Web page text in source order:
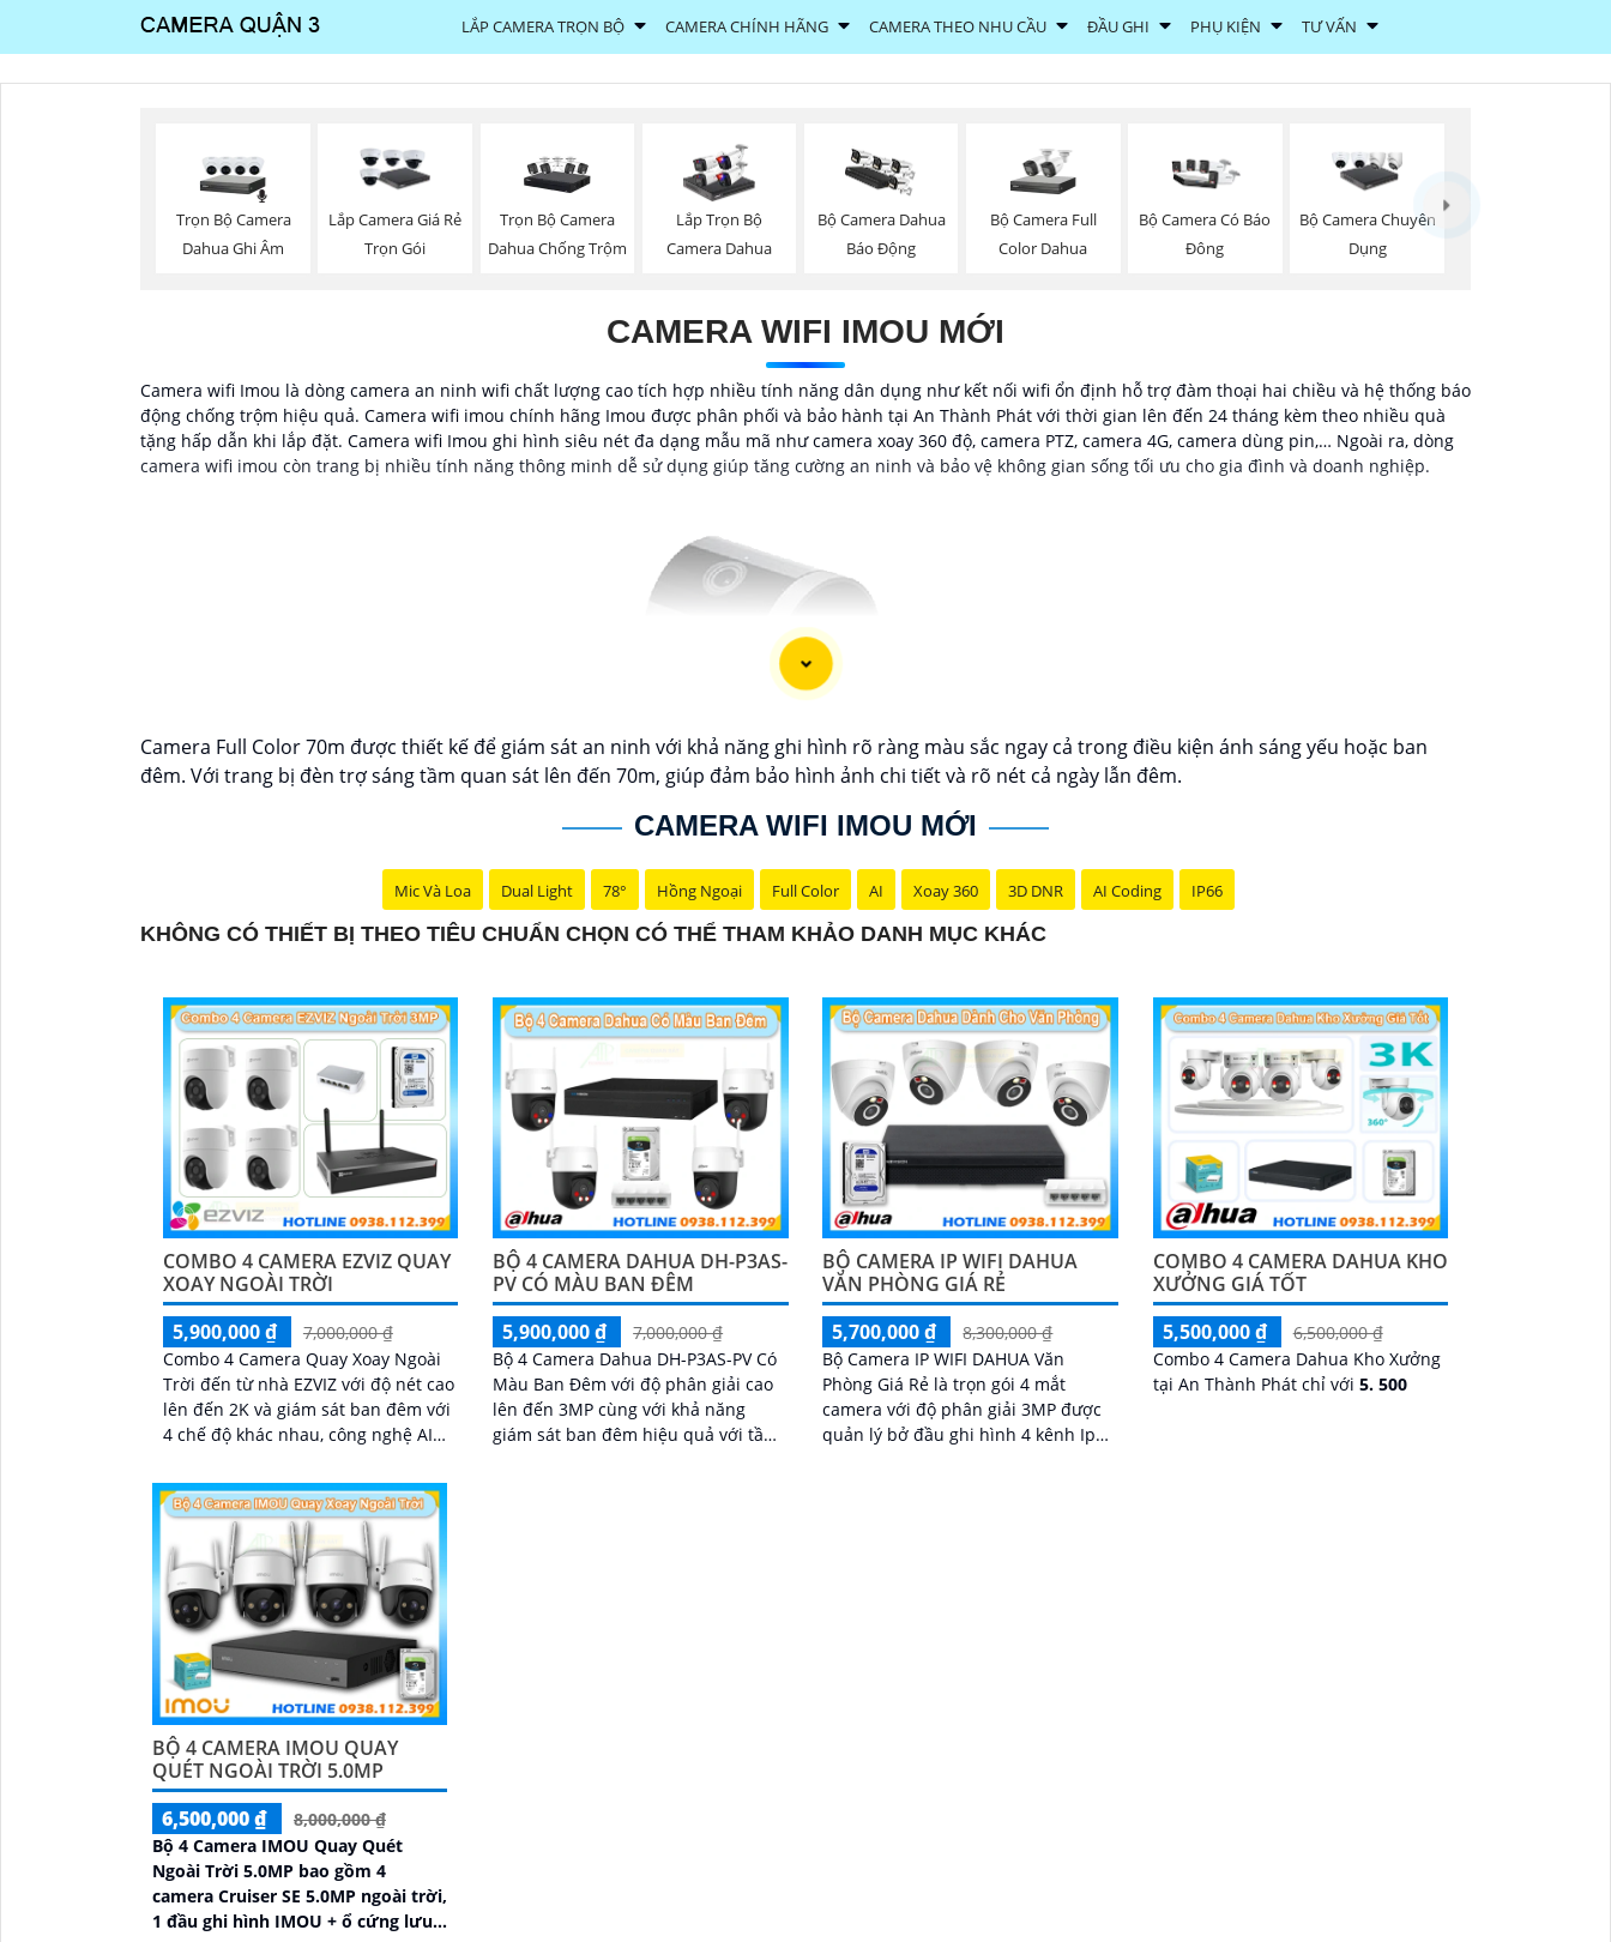
LẮP CAMERA TRỌN BỘ CAMERA CHÍNH HÃNG CAMERA THEO NHU CẦU ĐẦU GHI PHỤ KIỆN TƯ VẤN
Trọn Bộ Camera
Dahua Ghi Âm
Lắp Camera Giá Rẻ
Trọn Gói
Trọn Bộ Camera
Dahua Chống Trộm
Lắp Trọn Bộ
Camera Dahua
Bộ Camera Dahua
Báo Động
Bộ Camera Full
Color Dahua
Bộ Camera Có Báo
Đông
Bộ Camera Chuyên
Dụng
CAMERA WIFI IMOU MỚI
Camera wifi Imou là dòng camera an ninh wifi chất lượng cao tích hợp nhiều tính năng dân dụng như kết nối wifi ổn định hỗ trợ đàm thoại hai chiều và hệ thống báo
động chống trộm hiệu quả. Camera wifi imou chính hãng Imou được phân phối và bảo hành tại An Thành Phát với thời gian lên đến 24 tháng kèm theo nhiều quà
tặng hấp dẫn khi lắp đặt. Camera wifi Imou ghi hình siêu nét đa dạng mẫu mã như camera xoay 360 độ, camera PTZ, camera 4G, camera dùng pin,… Ngoài ra, dòng
camera wifi imou còn trang bị nhiều tính năng thông minh dễ sử dụng giúp tăng cường an ninh và bảo vệ không gian sống tối ưu cho gia đình và doanh nghiệp.
Camera Full Color 70m được thiết kế để giám sát an ninh với khả năng ghi hình rõ ràng màu sắc ngay cả trong điều kiện ánh sáng yếu hoặc ban
đêm. Với trang bị đèn trợ sáng tầm quan sát lên đến 70m, giúp đảm bảo hình ảnh chi tiết và rõ nét cả ngày lẫn đêm.
CAMERA WIFI IMOU MỚI
Mic Và Loa Dual Light 78° Hồng Ngoại Full Color AI Xoay 360 3D DNR AI Coding IP66
KHÔNG CÓ THIẾT BỊ THEO TIÊU CHUẨN CHỌN CÓ THỂ THAM KHẢO DANH MỤC KHÁC
COMBO 4 CAMERA EZVIZ QUAY
XOAY NGOÀI TRỜI
5,900,000 ₫
7,000,000 ₫
Combo 4 Camera Quay Xoay Ngoài
Trời đến từ nhà EZVIZ với độ nét cao
lên đến 2K và giám sát ban đêm với
4 chế độ khác nhau, công nghệ AI
động chuẩn sát được quản lý tập
trung bởi đầu ghi hình IP WiFi
BỘ 4 CAMERA DAHUA DH-P3AS-
PV CÓ MÀU BAN ĐÊM
5,900,000 ₫
7,000,000 ₫
Bộ 4 Camera Dahua DH-P3AS-PV Có
Màu Ban Đêm với độ phân giải cao
lên đến 3MP cùng với khả năng
giám sát ban đêm hiệu quả với tầm
BỘ CAMERA IP WIFI DAHUA
VĂN PHÒNG GIÁ RẺ
5,700,000 ₫
8,300,000 ₫
Bộ Camera IP WIFI DAHUA Văn
Phòng Giá Rẻ là trọn gói 4 mắt
camera với độ phân giải 3MP được
quản lý bở đầu ghi hình 4 kênh Ip
COMBO 4 CAMERA DAHUA KHO
XƯỞNG GIÁ TỐT
5,500,000 ₫
6,500,000 ₫
Combo 4 Camera Dahua Kho Xưởng
tại An Thành Phát chỉ với 5. 500
BỘ 4 CAMERA IMOU QUAY
QUÉT NGOÀI TRỜI 5.0MP
6,500,000 ₫
8,000,000 ₫
Bộ 4 Camera IMOU Quay Quét
Ngoài Trời 5.0MP bao gồm 4
camera Cruiser SE 5.0MP ngoài trời,
1 đầu ghi hình IMOU + ổ cứng lưu